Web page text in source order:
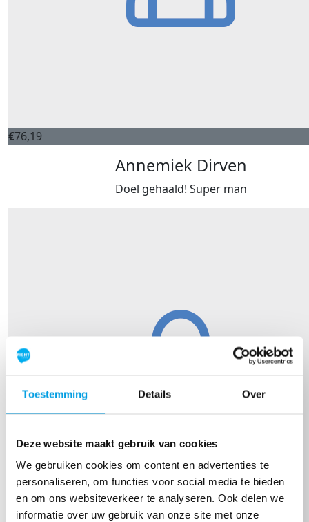
Toestemming Details Over
Deze website maakt gebruik van cookies
We gebruiken cookies om content en advertenties te
personaliseren, om functies voor social media te bieden
en om ons websiteverkeer te analyseren. Ook delen we
informatie over uw gebruik van onze site met onze
€76,19
Annemiek Dirven
Doel gehaald! Super man